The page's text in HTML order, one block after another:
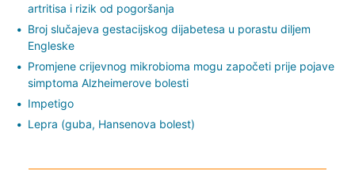
artritisa i rizik od pogoršanja
Broj slučajeva gestacijskog dijabetesa u porastu diljem
Engleske
Promjene crijevnog mikrobioma mogu započeti prije pojave
simptoma Alzheimerove bolesti
Impetigo
Lepra (guba, Hansenova bolest)